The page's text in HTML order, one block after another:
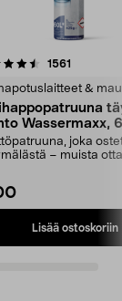
1561
&
Wassermaxx,
joka
– muista
Lisää ostoskoriin
4.5viidestä